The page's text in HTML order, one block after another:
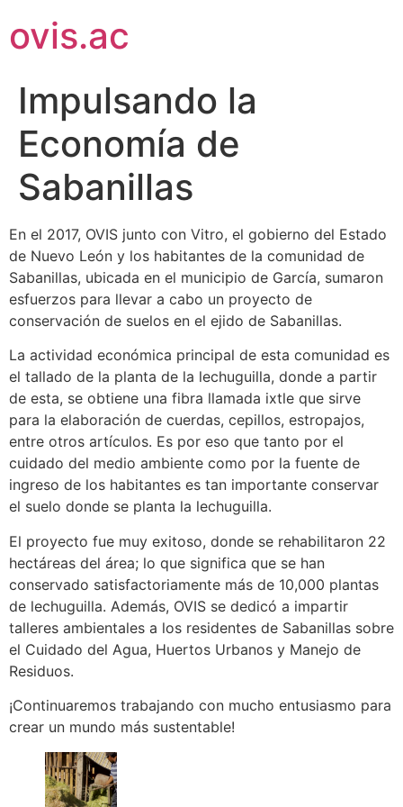
ovis.ac
Impulsando la
Economía de
Sabanillas
En el 2017, OVIS junto con Vitro, el gobierno del Estado
de Nuevo León y los habitantes de la comunidad de
Sabanillas, ubicada en el municipio de García, sumaron
esfuerzos para llevar a cabo un proyecto de
conservación de suelos en el ejido de Sabanillas.
La actividad económica principal de esta comunidad es
el tallado de la planta de la lechuguilla, donde a partir
de esta, se obtiene una fibra llamada ixtle que sirve
para la elaboración de cuerdas, cepillos, estropajos,
entre otros artículos. Es por eso que tanto por el
cuidado del medio ambiente como por la fuente de
ingreso de los habitantes es tan importante conservar
el suelo donde se planta la lechuguilla.
El proyecto fue muy exitoso, donde se rehabilitaron 22
hectáreas del área; lo que significa que se han
conservado satisfactoriamente más de 10,000 plantas
de lechuguilla. Además, OVIS se dedicó a impartir
talleres ambientales a los residentes de Sabanillas sobre
el Cuidado del Agua, Huertos Urbanos y Manejo de
Residuos.
¡Continuaremos trabajando con mucho entusiasmo para
crear un mundo más sustentable!